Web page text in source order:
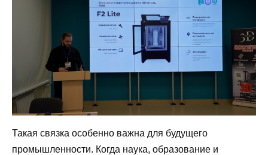
Такая связка особенно важна для будущего
промышленности. Когда наука, образование и